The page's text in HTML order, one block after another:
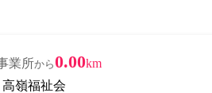
業所から0.00km
嶺福祉会